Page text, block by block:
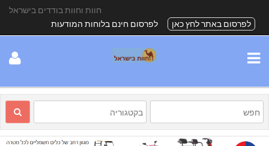
חוות וחוות בודדים בישראל
לפרסום באתר לחץ כאן
לפרסום חינם בלוחות המודעות